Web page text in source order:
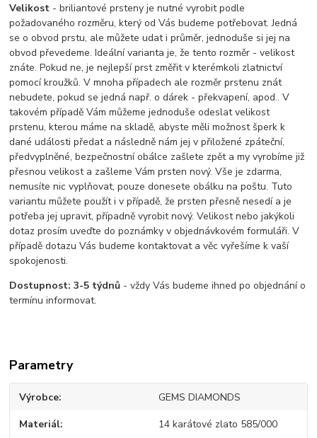
Velikost - briliantové prsteny je nutné vyrobit podle
požadovaného rozměru, který od Vás budeme potřebovat. Jedná
se o obvod prstu, ale můžete udat i průměr, jednoduše si jej na
obvod převedeme. Ideální varianta je, že tento rozměr - velikost
znáte. Pokud ne, je nejlepší prst změřit v kterémkoli zlatnictví
pomocí kroužků. V mnoha případech ale rozměr prstenu znát
nebudete, pokud se jedná např. o dárek - překvapení, apod.. V
takovém případě Vám můžeme jednoduše odeslat velikost
prstenu, kterou máme na skladě, abyste měli možnost šperk k
dané události předat a následně nám jej v přiložené zpáteční,
předvyplněné, bezpečnostní obálce zašlete zpět a my vyrobíme již
přesnou velikost a zašleme Vám prsten nový. Vše je zdarma,
nemusíte nic vyplňovat, pouze donesete obálku na poštu. Tuto
variantu můžete použít i v případě, že prsten přesně nesedí a je
potřeba jej upravit, případně vyrobit nový. Velikost nebo jakýkoli
dotaz prosím uveďte do poznámky v objednávkovém formuláři. V
případě dotazu Vás budeme kontaktovat a věc vyřešíme k vaší
spokojenosti.
Dostupnost:3-5 týdnů - vždy Vás budeme ihned po objednání o
termínu informovat.
Parametry
Výrobce GEMS DIAMONDS
Materiál 14 karátové zlato 585/000